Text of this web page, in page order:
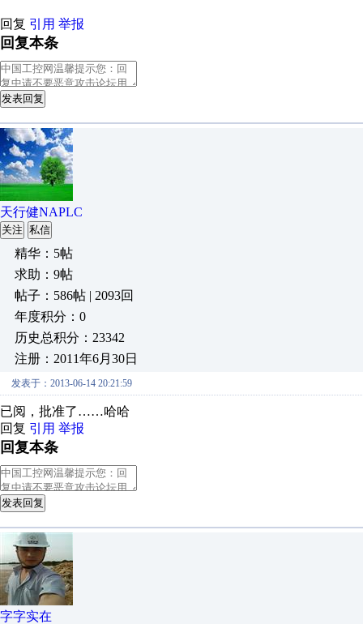
回复 引用 举报
回复本条
发表回复
天行健NAPLC
关注 私信
精华：5帖
求助：9帖
帖子：586帖 | 2093回
年度积分：0
历史总积分：23342
注册：2011年6月30日
发表于：2013-06-14 20:21:59
已阅，批准了……哈哈
回复 引用 举报
回复本条
发表回复
字字实在